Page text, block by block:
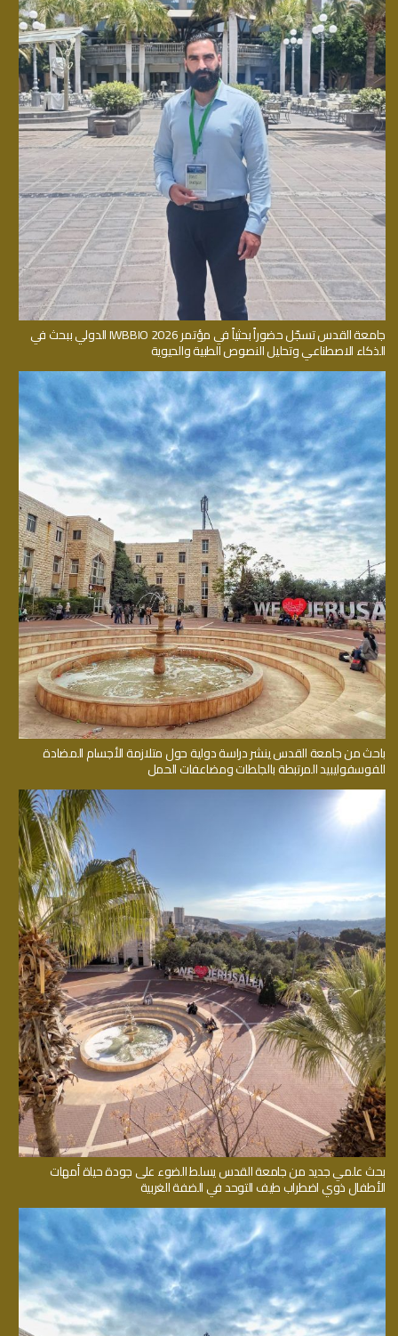
جامعة القدس تسجّل حضوراً بحثياً في مؤتمر IWBBIO 2026 الدولي ببحث في
الذكاء الاصطناعي وتحليل النصوص الطبية والحيوية
باحث من جامعة القدس ينشر دراسة دولية حول متلازمة الأجسام المضادة
للفوسفوليبيد المرتبطة بالجلطات ومضاعفات الحمل
بحث علمي جديد من جامعة القدس يسلط الضوء على جودة حياة أمهات
الأطفال ذوي اضطراب طيف التوحد في الضفة الغربية